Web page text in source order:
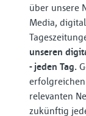
über unsere
Media,
unseren
- jeden Tag.
relevanten
zukünftig